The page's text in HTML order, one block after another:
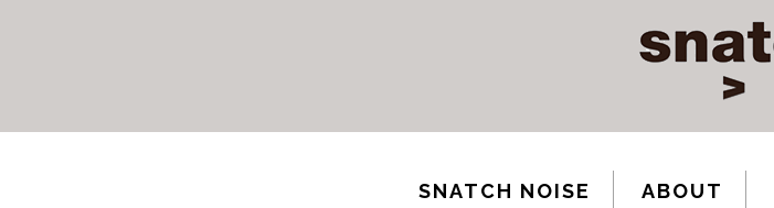
SNATCH NOISE ABOUT